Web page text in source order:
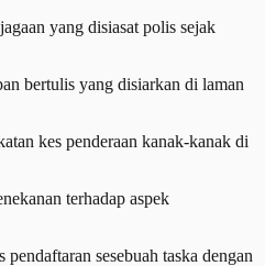
yang disiasat polis sejak
bertulis yang disiarkan di laman
kes penderaan kanak-kanak di
terhadap aspek
sesebuah taska dengan